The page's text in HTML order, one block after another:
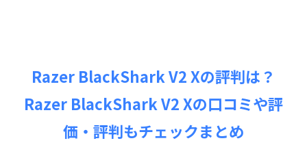
Razer BlackShark V2 Xの評判は？
Razer BlackShark V2 Xの口コミや評
価・評判もチェックまとめ